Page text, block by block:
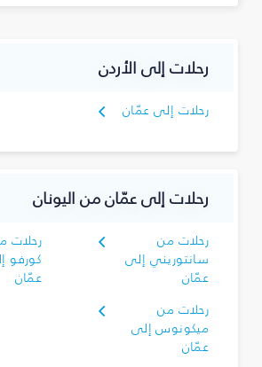
رحلات إلى الأردن
رحلات إلى عمّان
رحلات إلى عمّان من اليونان
رحلات من
سانتوريني إلى
عمّان
رحلات
كورفو
عمّان
رحلات من
ميكونوس إلى
عمّان